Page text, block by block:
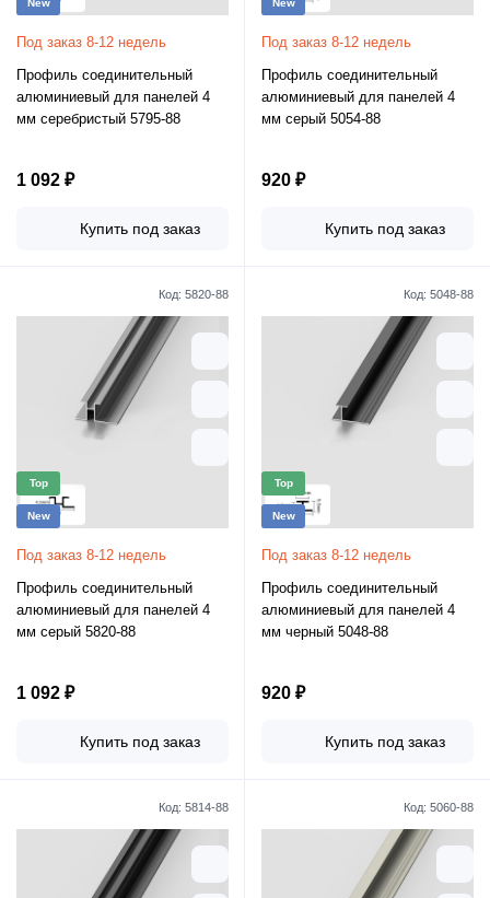
New
Под заказ 8-12 недель
Профиль соединительный
алюминиевый для панелей 4
мм серебристый 5795-88
1 092 ₽
Купить под заказ
New
Под заказ 8-12 недель
Профиль соединительный
алюминиевый для панелей 4
мм серый 5054-88
920 ₽
Купить под заказ
Код: 5820-88
Top
New
Под заказ 8-12 недель
Профиль соединительный
алюминиевый для панелей 4
мм серый 5820-88
1 092 ₽
Купить под заказ
Код: 5048-88
Top
New
Под заказ 8-12 недель
Профиль соединительный
алюминиевый для панелей 4
мм черный 5048-88
920 ₽
Купить под заказ
Код: 5814-88 Код: 5060-88